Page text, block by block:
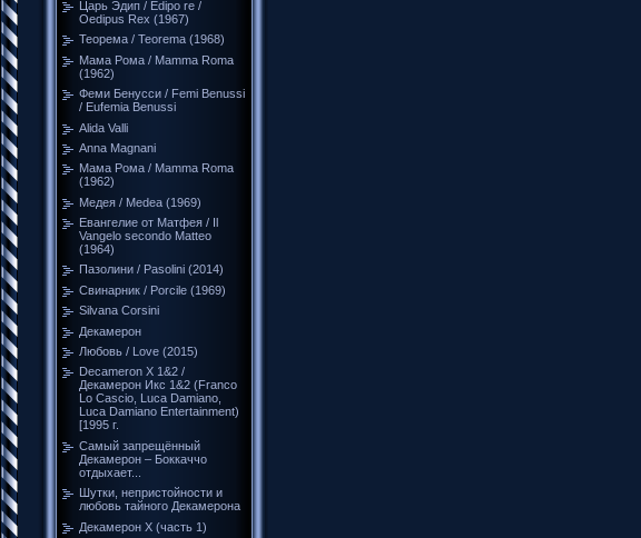
Царь Эдип / Edipo re /
Oedipus Rex (1967)
Теорема / Teorema (1968)
Мама Рома / Mamma Roma
(1962)
Феми Бенусси / Femi Benussi
/ Eufemia Benussi
Alida Valli
Anna Magnani
Мама Рома / Mamma Roma
(1962)
Медея / Medea (1969)
Евангелие от Матфея / Il
Vangelo secondo Matteo
(1964)
Пазолини / Pasolini (2014)
Свинарник / Porcile (1969)
Silvana Corsini
Декамерон
Любовь / Love (2015)
Decameron X 1&2 /
Декамерон Икс 1&2 (Franco
Lo Cascio, Luca Damiano,
Luca Damiano Entertainment)
[1995 г.
Самый запрещённый
Декамерон – Боккаччо
отдыхает...
Шутки, непристойности и
любовь тайного Декамерона
Декамерон Х (часть 1)